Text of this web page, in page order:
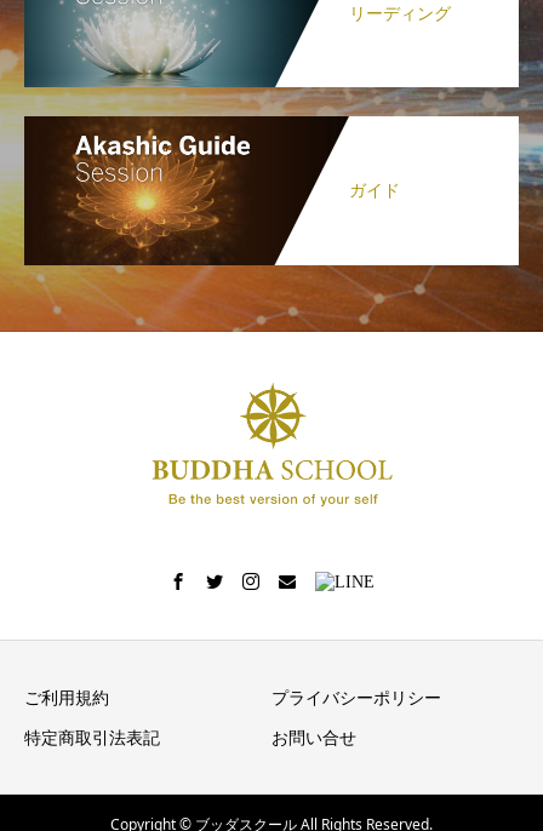
リーディング
ガイド
ご利用規約
プライバシーポリシー
特定商取引法表記
お問い合せ
Copyright © ブッダスクール All Rights Reserved.